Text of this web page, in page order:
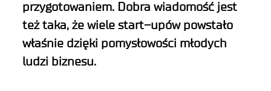
przygotowaniem. Dobra wiadomość jest
teżtaka, że wiele start–upówpowstało
właśnie dzięki pomysłowości młodych
ludzi biznesu.